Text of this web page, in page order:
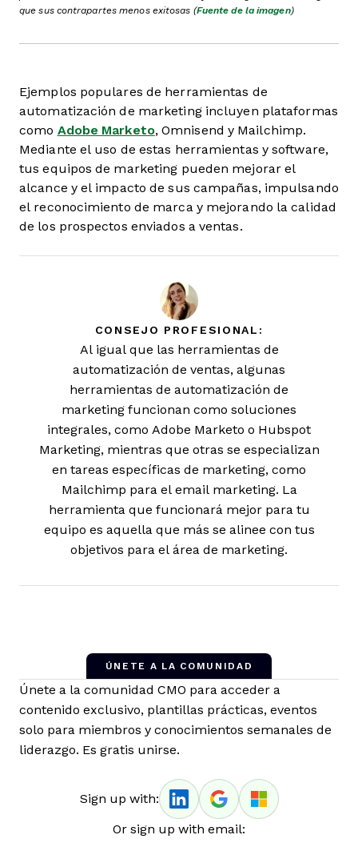
que sus contrapartes menos exitosas (Fuente de la imagen)
Ejemplos populares de herramientas de
automatización de marketing incluyen plataformas
como Adobe Marketo, Omnisend y Mailchimp.
Mediante el uso de estas herramientas y software,
tus equipos de marketing pueden mejorar el
alcance y el impacto de sus campañas, impulsando
el reconocimiento de marca y mejorando la calidad
de los prospectos enviados a ventas.
CONSEJO PROFESIONAL:
Al igual que las herramientas de
automatización de ventas, algunas
herramientas de automatización de
marketing funcionan como soluciones
integrales, como Adobe Marketo o Hubspot
Marketing, mientras que otras se especializan
en tareas específicas de marketing, como
Mailchimp para el email marketing. La
herramienta que funcionará mejor para tu
equipo es aquella que más se alinee con tus
objetivos para el área de marketing.
ÚNETE A LA COMUNIDAD
Únete a la comunidad CMO para acceder a
contenido exclusivo, plantillas prácticas, eventos
solo para miembros y conocimientos semanales de
liderazgo. Es gratis unirse.
Sign up with:
Or sign up with email: